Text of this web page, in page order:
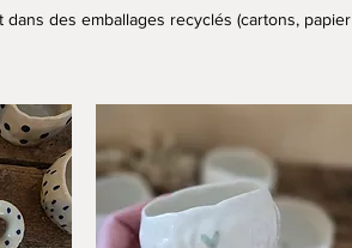
des emballages recyclés (cartons,